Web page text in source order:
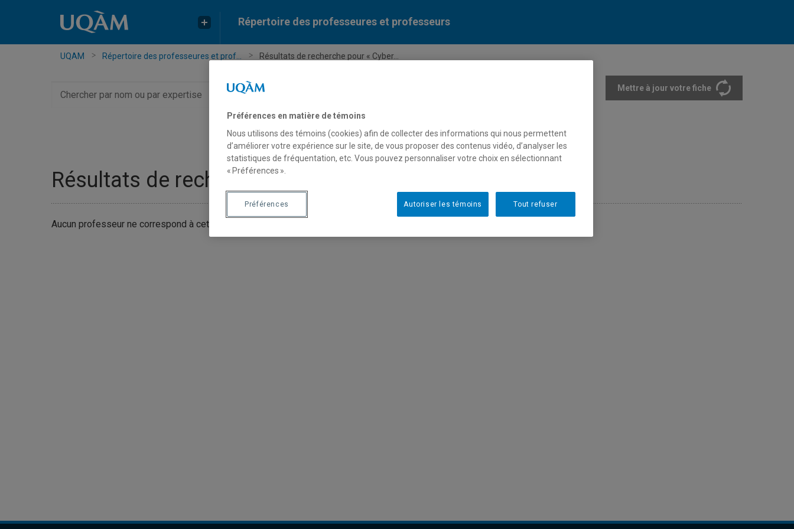
Répertoire des professeures et professeurs
UQAM Répertoire des professeures et prof... Résultats de recherche pour « Cyber...
par
Mettre à jour votre fiche
Résultats de recherche pour « Cybersexisme »
Aucun professeur ne correspond à cette recherche.
Préférences en matière de témoins
Nous utilisons des témoins (cookies) afin de collecter des informations qui nous permettent
d’améliorer votre expérience sur le site, de vous proposer des contenus vidéo, d’analyser les
statistiques de fréquentation, etc. Vous pouvez personnaliser votre choix en sélectionnant
« Préférences ».
Tout refuser
Autoriser les témoins
Préférences